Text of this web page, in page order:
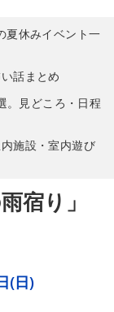
夏休みイベント一
話まとめ
。見どころ・日程
施設・室内遊び
宿り」
(日)